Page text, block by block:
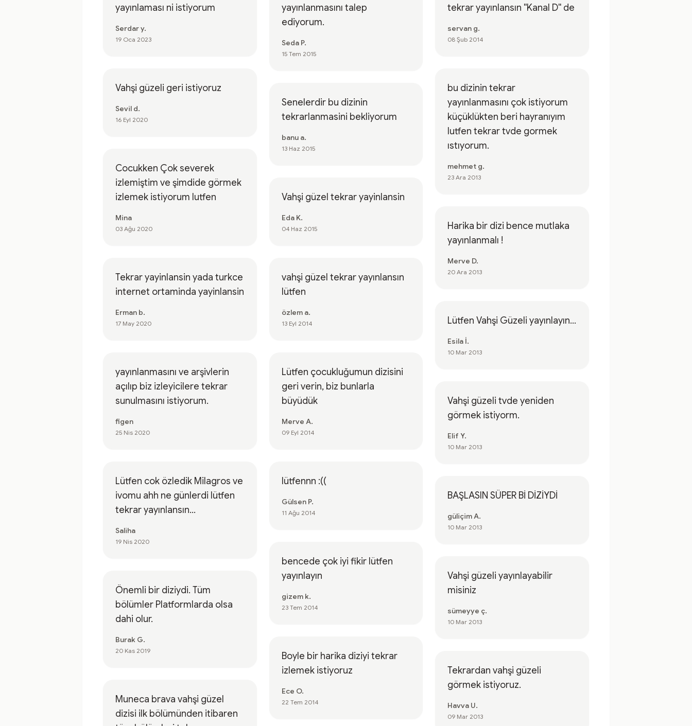
yayınlaması ni istiyorum
Serdar y.
19 Oca 2023
Vahşi güzeli geri istiyoruz
Sevil d.
16 Eyl 2020
Cocukken Çok severek
izlemiştim ve şimdide görmek
izlemek istiyorum lutfen
Mina
03 Ağu 2020
Tekrar yayinlansin yada turkce
internet ortaminda yayinlansin
Erman b.
17 May 2020
yayınlanmasını ve arşivlerin
açılıp biz izleyicilere tekrar
sunulmasını istiyorum.
figen
25 Nis 2020
Lütfen cok özledik Milagros ve
ivomu ahh ne günlerdi lütfen
tekrar yayınlansın...
Saliha
19 Nis 2020
Önemli bir diziydi. Tüm
bölümler Platformlarda olsa
dahi olur.
Burak G.
20 Kas 2019
Muneca brava vahşi güzel
dizisi ilk bölümünden itibaren
yayınlanmasını talep
ediyorum.
Seda P.
15 Tem 2015
Senelerdir bu dizinin
tekrarlanmasini bekliyorum
banu a.
13 Haz 2015
Vahşi güzel tekrar yayinlansin
Eda K.
04 Haz 2015
vahşi güzel tekrar yayınlansın
lütfen
özlem a.
13 Eyl 2014
Lütfen çocukluğumun dizisini
geri verin, biz bunlarla
büyüdük
Merve A.
09 Eyl 2014
lütfennn :((
Gülsen P.
11 Ağu 2014
bencede çok iyi fikir lütfen
yayınlayın
gizem k.
23 Tem 2014
Boyle bir harika diziyi tekrar
izlemek istiyoruz
Ece O.
22 Tem 2014
tekrar yayınlansın ''Kanal D'' de
servan g.
08 Şub 2014
bu dizinin tekrar
yayınlanmasını çok istiyorum
küçüklükten beri hayranıyım
lutfen tekrar tvde gormek
ıstıyorum.
mehmet g.
23 Ara 2013
Harika bir dizi bence mutlaka
yayınlanmalı !
Merve D.
20 Ara 2013
Lütfen Vahşi Güzeli yayınlayın...
Esila İ.
10 Mar 2013
Vahşi güzeli tvde yeniden
görmek istiyorm.
Elif Y.
10 Mar 2013
BAŞLASIN SÜPER Bİ DİZİYDİ
güliçim A.
10 Mar 2013
Vahşi güzeli yayınlayabilir
misiniz
sümeyye ç.
10 Mar 2013
Tekrardan vahşi güzeli
görmek istiyoruz.
Havva U.
09 Mar 2013